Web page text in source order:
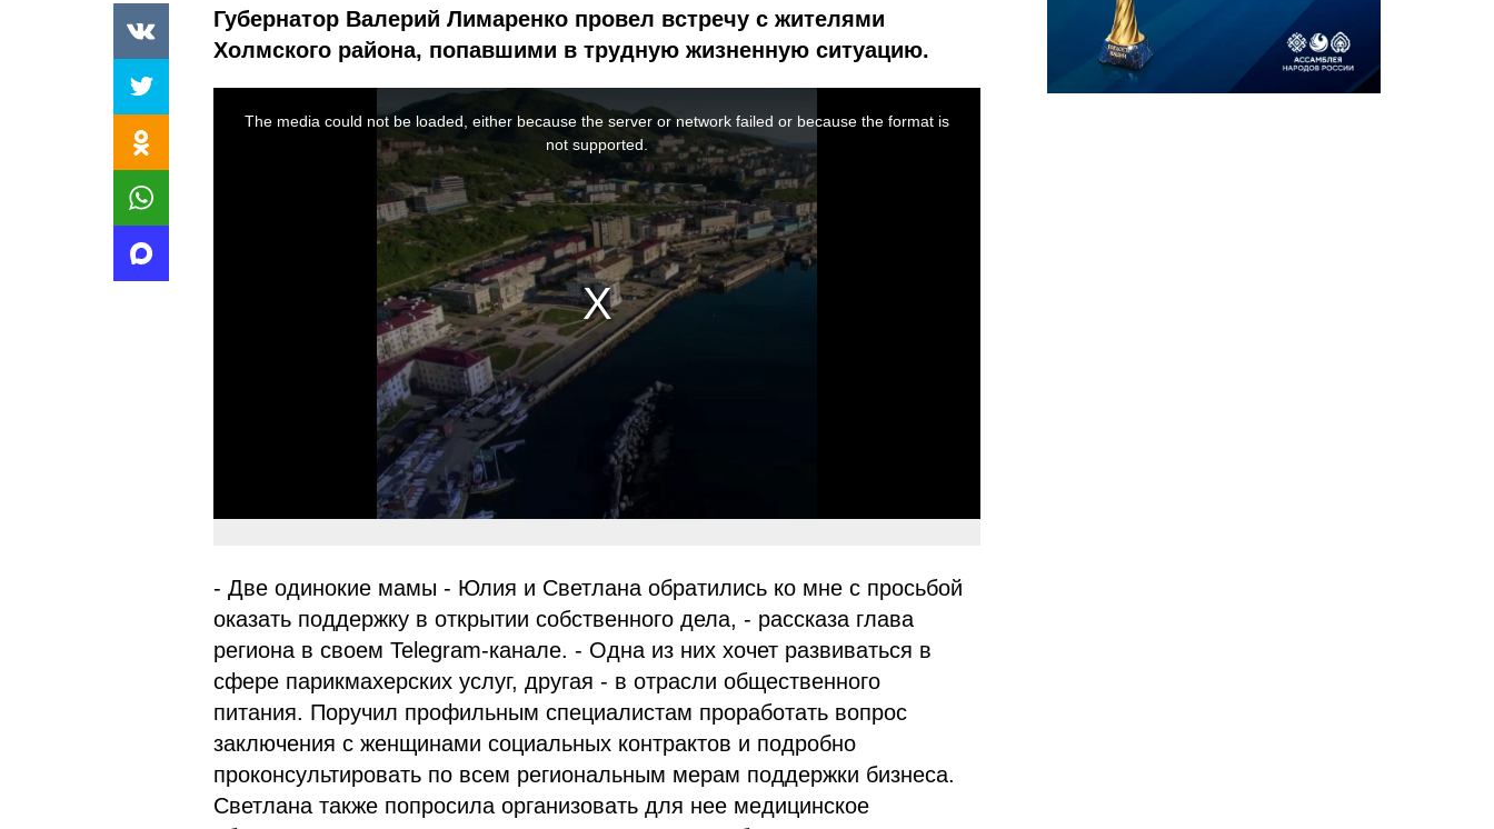
Губернатор Валерий Лимаренко провел встречу с жителями
Холмского района, попавшими в трудную жизненную ситуацию.
The media could not be loaded, either because the server or network failed or because the format is
not supported.
- Две одинокие мамы - Юлия и Светлана обратились ко мне с просьбой
оказать поддержку в открытии собственного дела, - рассказа глава
региона в своем Telegram-канале. - Одна из них хочет развиваться в
сфере парикмахерских услуг, другая - в отрасли общественного
питания. Поручил профильным специалистам проработать вопрос
заключения с женщинами социальных контрактов и подробно
проконсультировать по всем региональным мерам поддержки бизнеса.
Светлана также попросила организовать для нее медицинское